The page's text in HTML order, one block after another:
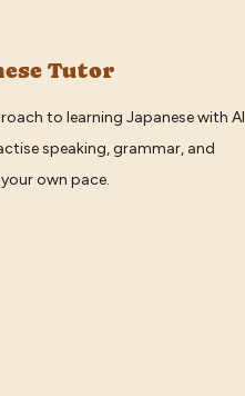
Tutor
to learning Japanese with AI
speaking, grammar, and
own pace.